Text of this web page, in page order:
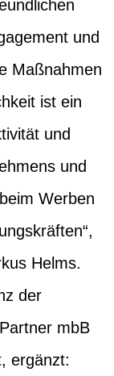
und
Maßnahmen
ist ein
und
und
Werben
Helms.
der
mbB
ergänzt: